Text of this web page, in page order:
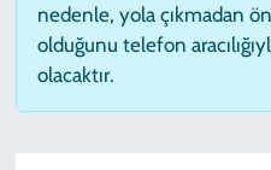
nedenle, yola çıkmadan
olduğunu telefon
olacaktır.